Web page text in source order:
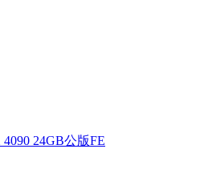
24GB公版FE